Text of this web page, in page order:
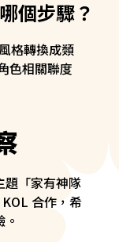
個步驟？
格轉換成類
色相關聯度
「家有神隊
合作，希